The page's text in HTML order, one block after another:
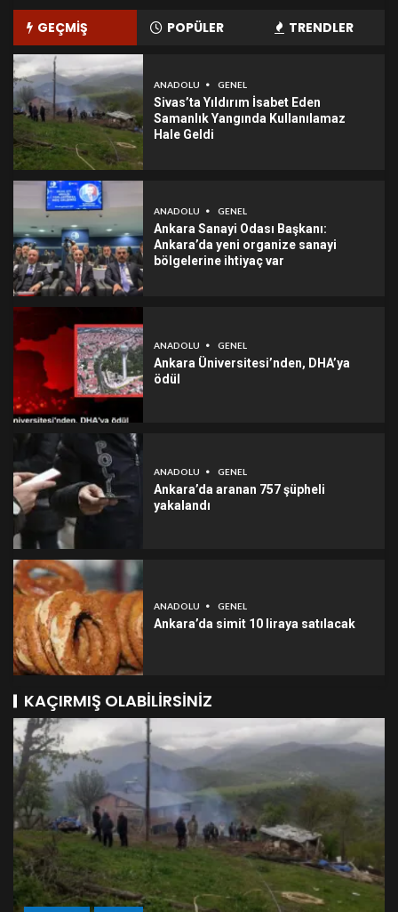
GEÇMİŞ POPÜLER TRENDLER
ANADOLU GENEL
Sivas’ta Yıldırım İsabet Eden
Samanlık Yangında Kullanılamaz
Hale Geldi
ANADOLU GENEL
Ankara Sanayi Odası Başkanı:
Ankara’da yeni organize sanayi
bölgelerine ihtiyaç var
ANADOLU GENEL
Ankara Üniversitesi’nden, DHA’ya
ödül
ANADOLU GENEL
Ankara’da aranan 757 şüpheli
yakalandı
ANADOLU GENEL
Ankara’da simit 10 liraya satılacak
KAÇIRMIŞ OLABILIRSINIZ